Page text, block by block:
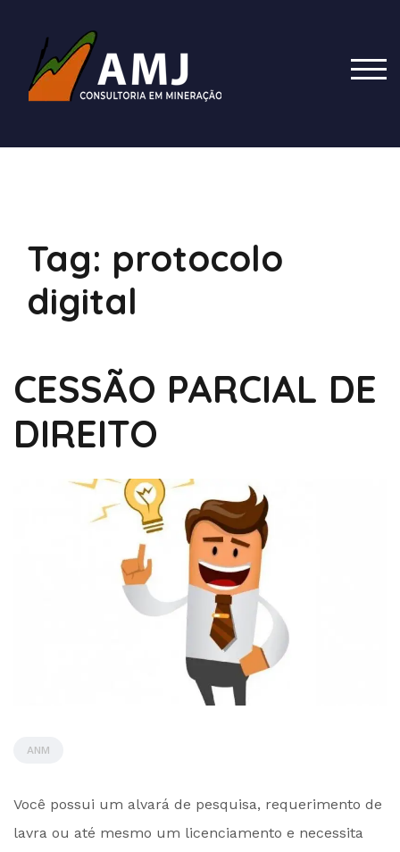
content
Tag: protocolo
digital
CESSÃO PARCIAL DE
DIREITO
ANM
by
Você possui um alvará de pesquisa, requerimento de
lavra ou até mesmo um licenciamento e necessita